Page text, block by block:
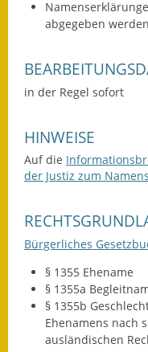
abgegeben
in der Regel sofort
HINWEISE
Auf die
der Justiz zum
Bürgerliches
§ 1355 Ehename
§ 1355a
§ 1355b
Ehenamens nach
ausländischen